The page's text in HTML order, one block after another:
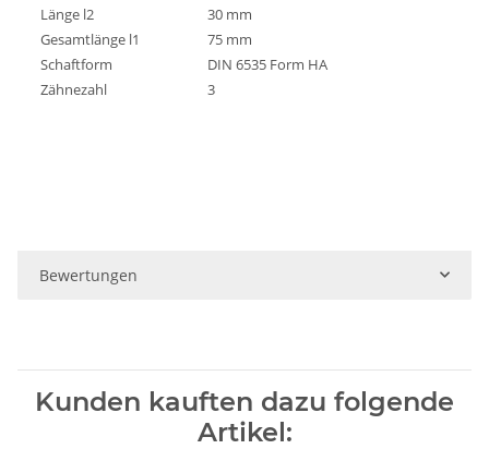
Länge l2
30 mm
Gesamtlänge l1
75 mm
Schaftform
DIN 6535 Form HA
Zähnezahl
3
Bewertungen
Kunden kauften dazu folgende
Artikel: